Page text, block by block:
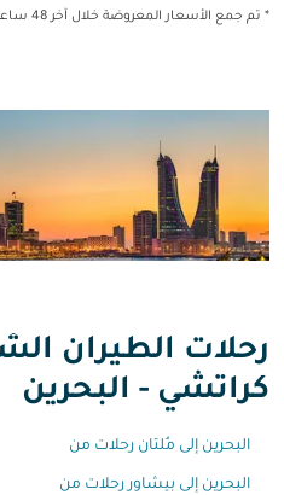
* تم جمع الأسعار المعروضة خلال آخر 48 ساعة وقد لا تكون متاحة وقت الحجز.
رحلات الطيران
كراتشي - البحرين
البحرين إلى مُلتان رحلات من
البحرين إلى بيشاور رحلات من